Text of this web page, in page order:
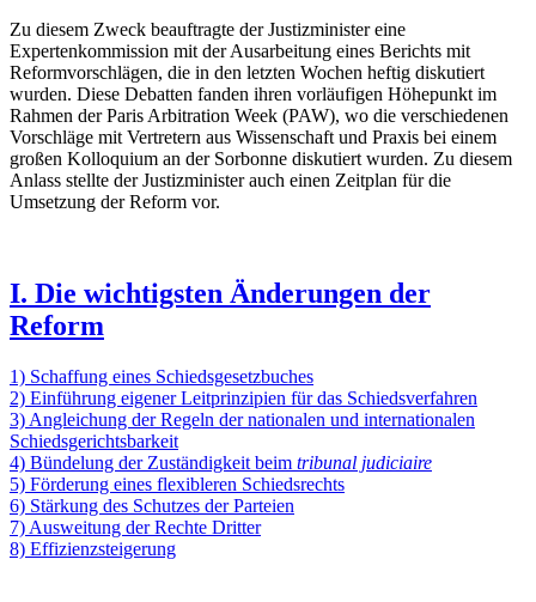
Zu diesem Zweck beauftragte der Justizminister eine
Expertenkommission mit der Ausarbeitung eines Berichts mit
Reformvorschlägen, die in den letzten Wochen heftig diskutiert
wurden. Diese Debatten fanden ihren vorläufigen Höhepunkt im
Rahmen der Paris Arbitration Week (PAW), wo die verschiedenen
Vorschläge mit Vertretern aus Wissenschaft und Praxis bei einem
großen Kolloquium an der Sorbonne diskutiert wurden. Zu diesem
Anlass stellte der Justizminister auch einen Zeitplan für die
Umsetzung der Reform vor.
I. Die wichtigsten Änderungen der
Reform
1) Schaffung eines Schiedsgesetzbuches
2) Einführung eigener Leitprinzipien für das Schiedsverfahren
3) Angleichung der Regeln der nationalen und internationalen
Schiedsgerichtsbarkeit
4) Bündelung der Zuständigkeit beim tribunal judiciaire
5) Förderung eines flexibleren Schiedsrechts
6) Stärkung des Schutzes der Parteien
7) Ausweitung der Rechte Dritter
8) Effizienzsteigerung